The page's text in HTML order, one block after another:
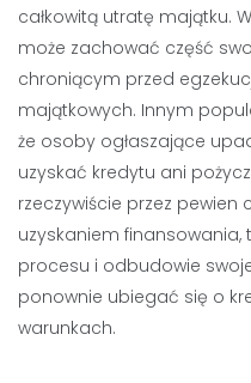
całkowitą utratę majątku.
może zachować część
chroniącym przed
majątkowych. Innym
że osoby ogłaszające
uzyskać kredytu ani
rzeczywiście przez
uzyskaniem
procesu i odbudowie
ponownie ubiegać się o
warunkach.